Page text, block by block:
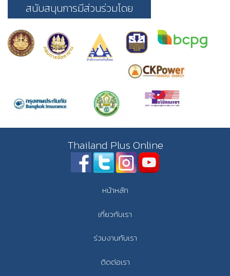
สนับสนุนการมีส่วนร่วมโดย
Thailand Plus Online
หน้าหลัก
เกี่ยวกับเรา
ร่วมงานกับเรา
ติดต่อเรา